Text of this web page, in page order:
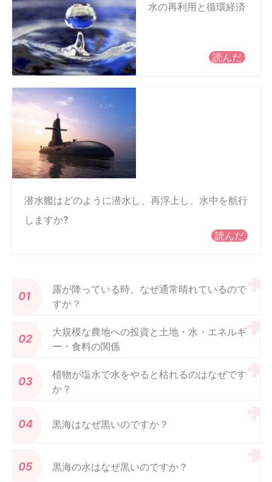
水の再利用と循環経済
読んだ
潜水艦はどのように潜水し、再浮上し、水中を航行
しますか?
読んだ
露が降っている時、なぜ通常晴れているので
すか？
大規模な農地への投資と土地・水・エネルギ
ー・食料の関係
植物が塩水で水をやると枯れるのはなぜです
か？
黒海はなぜ黒いのですか？
黒海の水はなぜ黒いのですか？